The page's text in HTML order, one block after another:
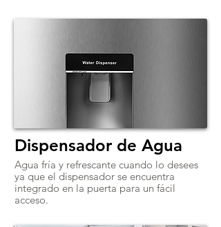
Dispensador de Agua
Agua fría y refrescante cuando lo desees
ya que el dispensador se encuentra
integrado en la puerta para un fácil
acceso.